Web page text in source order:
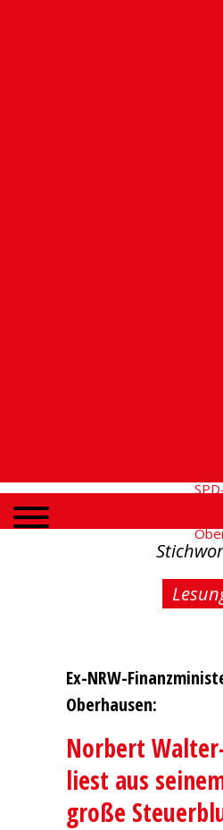
Ex-NRW-
Oberhausen:
Norbert
liest aus
große